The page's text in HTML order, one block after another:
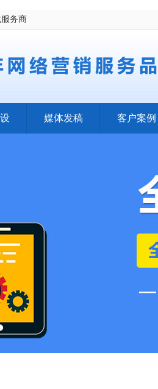
务商
媒体发稿 客户案例